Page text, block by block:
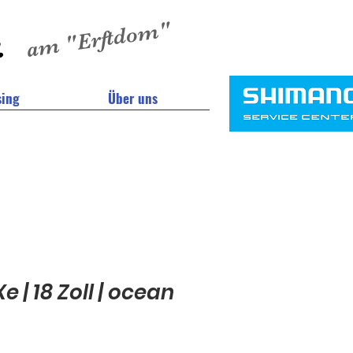
am "Erftdom"
Über uns
| 18 Zoll | ocean